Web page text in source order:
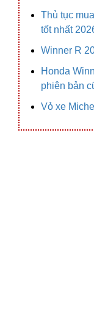
Thủ tục
tốt nhất
Winner R
Honda
phiên bản
Vỏ xe